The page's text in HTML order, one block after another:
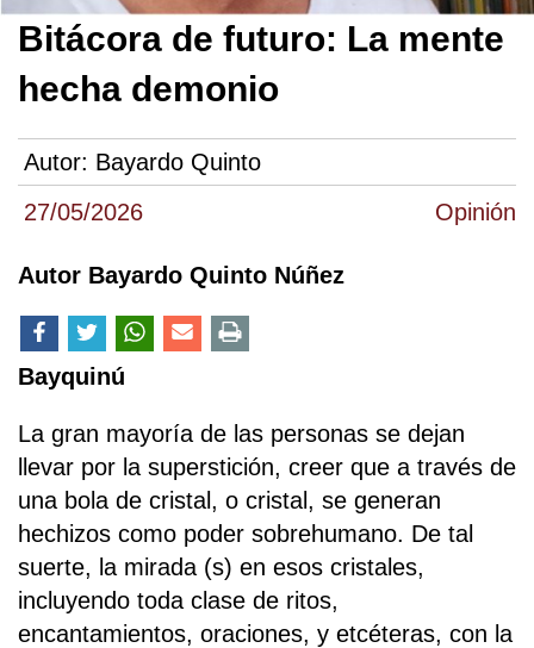
27/05/2026 Opinión
Bitácora de futuro: La mente
hecha demonio
Autor: Bayardo Quinto
Autor Bayardo Quinto Núñez
Bayquinú
La gran mayoría de las personas se dejan
llevar por la superstición, creer que a través de
una bola de cristal, o cristal, se generan
hechizos como poder sobrehumano. De tal
suerte, la mirada (s) en esos cristales,
incluyendo toda clase de ritos,
encantamientos, oraciones, y etcéteras, con la